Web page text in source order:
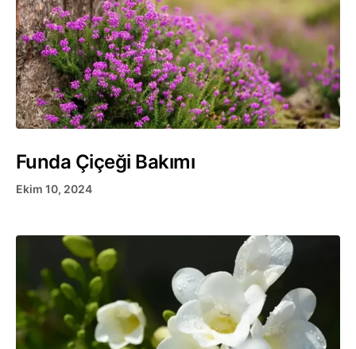
Funda Çiçeği Bakımı
Ekim 10, 2024